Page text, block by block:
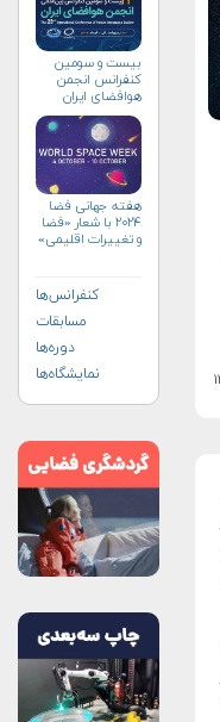
بیست و سومین
کنفرانس انجمن
هوافضای ايران
هفته جهانی فضا
۲۰۲۴ با شعار «فضا
و تغییرات اقلیمی»
کنفرانس‌ها
مسابقات
دوره‌ها
نمایشگاه‌ها